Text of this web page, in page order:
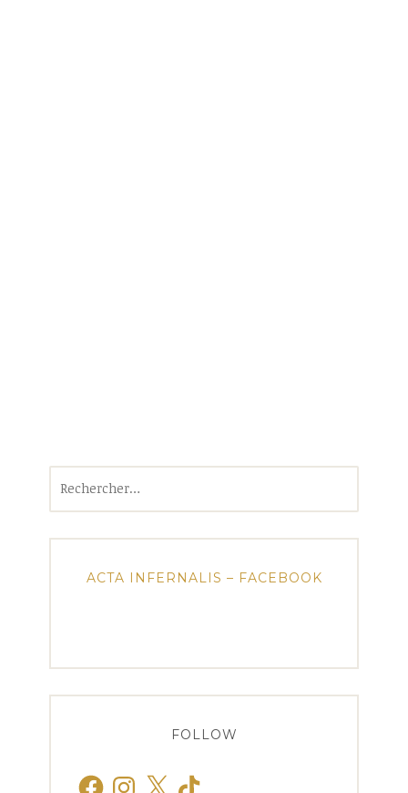
ACTA INFERNALIS – FACEBOOK
FOLLOW
FacebookInstagram
X TikTok